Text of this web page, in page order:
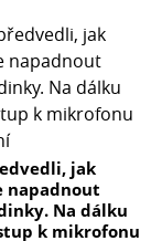
jak
napadnout
Na dálku
k mikrofonu